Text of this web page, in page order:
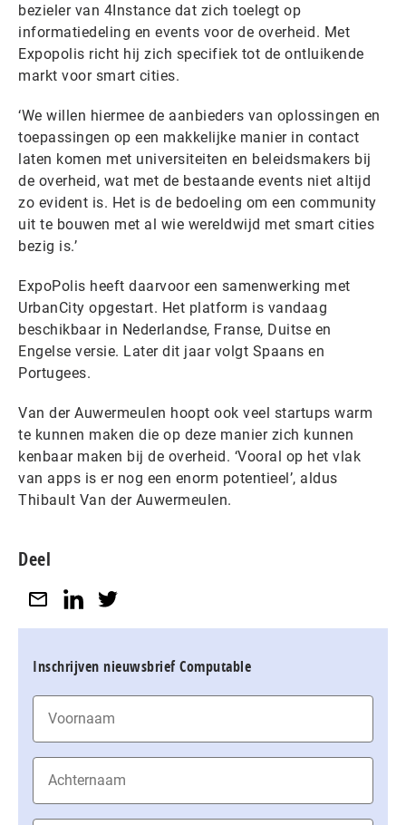
bezieler van 4Instance dat zich toelegt op
informatiedeling en events voor de overheid. Met
Expopolis richt hij zich specifiek tot de ontluikende
markt voor smart cities.
‘We willen hiermee de aanbieders van oplossingen en
toepassingen op een makkelijke manier in contact
laten komen met universiteiten en beleidsmakers bij
de overheid, wat met de bestaande events niet altijd
zo evident is. Het is de bedoeling om een community
uit te bouwen met al wie wereldwijd met smart cities
bezig is.’
ExpoPolis heeft daarvoor een samenwerking met
UrbanCity opgestart. Het platform is vandaag
beschikbaar in Nederlandse, Franse, Duitse en
Engelse versie. Later dit jaar volgt Spaans en
Portugees.
Van der Auwermeulen hoopt ook veel startups warm
te kunnen maken die op deze manier zich kunnen
kenbaar maken bij de overheid. ‘Vooral op het vlak
van apps is er nog een enorm potentieel’, aldus
Thibault Van der Auwermeulen.
Deel
Inschrijven nieuwsbrief Computable